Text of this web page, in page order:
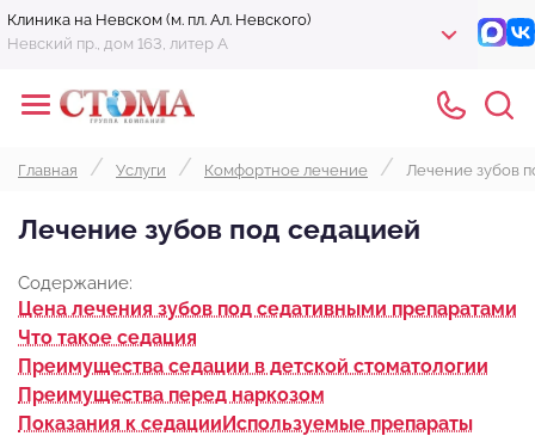
Клиника на Невском (м. пл. Ал. Невского)
Невский пр., дом 163, литер А
Главная Услуги Комфортное лечение Лечение зубов
Лечение зубов под седацией
Содержание:
Цена лечения зубов под седативными препаратами
Что такое седация
Преимущества седации в детской стоматологии
Преимущества перед наркозом
Показания к седацииИспользуемые препараты